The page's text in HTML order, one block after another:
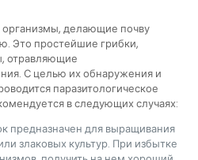
делающие почву
Это простейшие грибки,
отравляющие
С целью их обнаружения и
паразитологическое
в следующих случаях:
предназначен для выращивания
злаковых культур. При избытке